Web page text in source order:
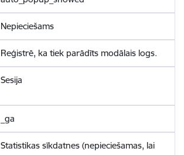
Nepieciešams
Reģistrē, ka tiek parādīts modālais logs.
Sesija
_ga
Statistikas sīkdatnes (nepieciešamas, lai